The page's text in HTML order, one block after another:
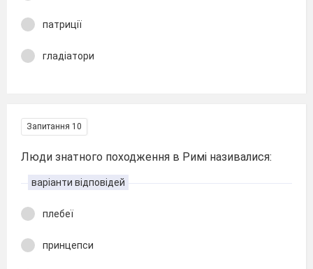
патриції
гладіатори
Запитання 10
Люди знатного походження в Римі називалися:
варіанти відповідей
плебеї
принцепси